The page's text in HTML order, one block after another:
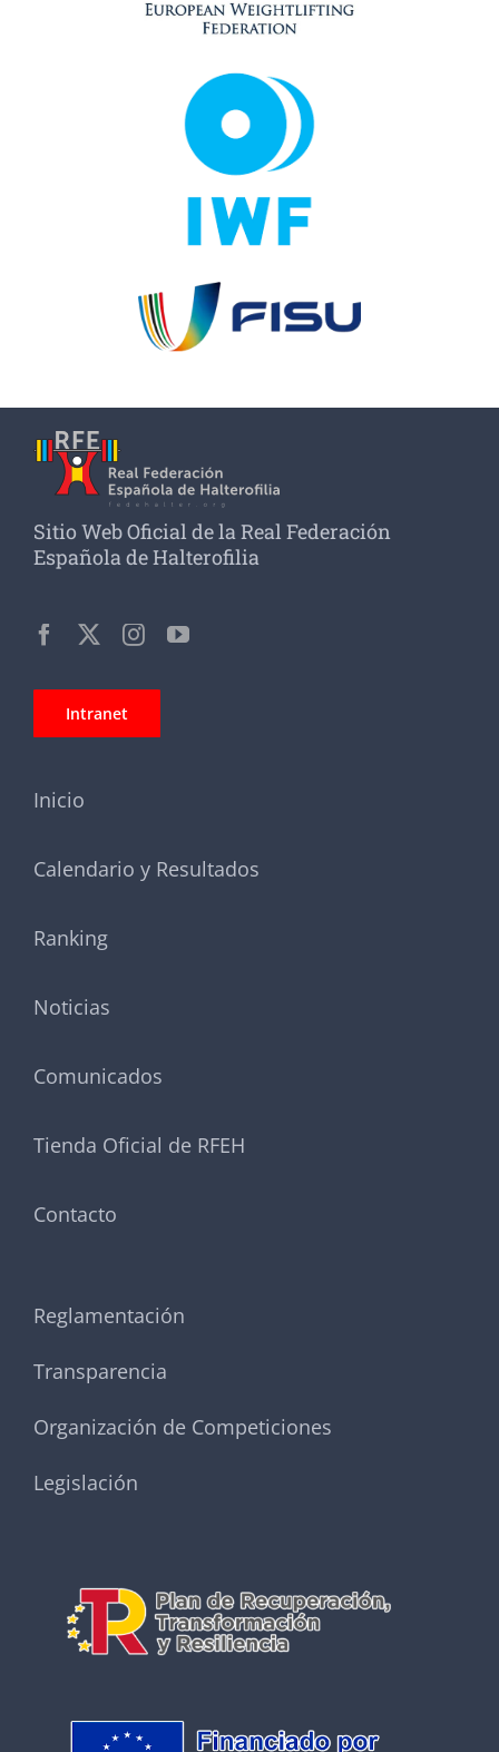
Sitio Web Oficial de la Real Federación
Española de Halterofilia
Intranet
Inicio
Calendario y Resultados
Ranking
Noticias
Comunicados
Tienda Oficial de RFEH
Contacto
Reglamentación
Transparencia
Organización de Competiciones
Legislación